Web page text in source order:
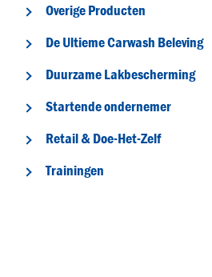
Overige Producten
De Ultieme Carwash Beleving
Duurzame Lakbescherming
Startende ondernemer
Retail & Doe-Het-Zelf
Trainingen